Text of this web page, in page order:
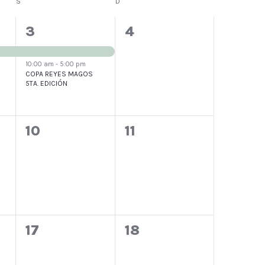
2
eventos,
3
10:00 am- 5:00 pm
COPA REYES MAGOS
5TA. EDICIÓN
0
4
0
10
0
11
0
17
0
18